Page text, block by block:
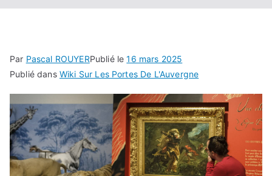
Par Pascal ROUYERPublié le16 mars 2025
Publié dans Wiki Sur Les Portes De L'Auvergne